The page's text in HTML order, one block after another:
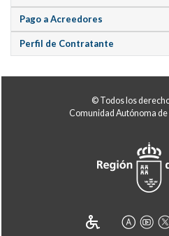
Pago a Acreedores
Perfil de Contratante
© Todos los
Comunidad Autónoma